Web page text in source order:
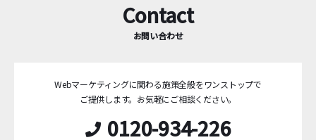
Contact
お問い合わせ
Webマーケティングに関わる施策全般をワンストップで
ご提供します。 お気軽にご相談ください。
0120-934-226